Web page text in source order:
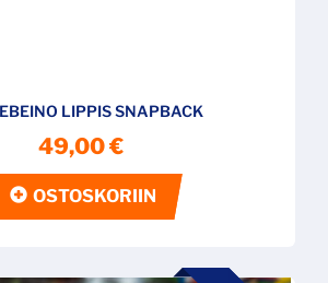
LIPPIS SNAPBACK
49,00 €
OSTOSKORIIN